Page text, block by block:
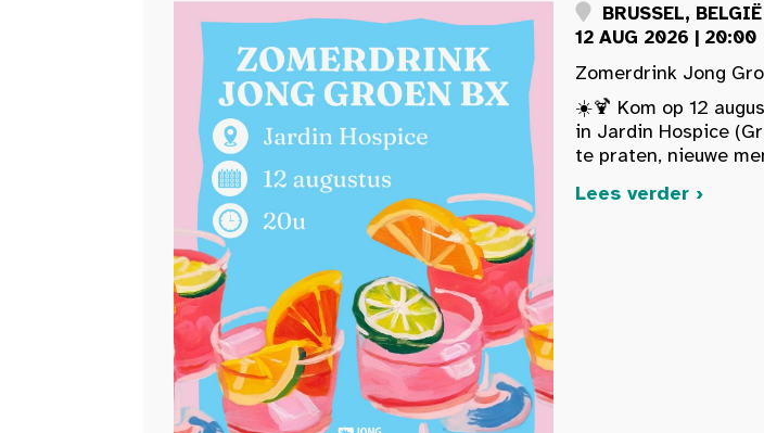
BRUSSEL, BELGIË
12 AUG 2026 | 20:00
Zomerdrink Jong
☀️🍹 Kom op 12
in Jardin Hospice
te praten, nieuwe
Lees verder ›